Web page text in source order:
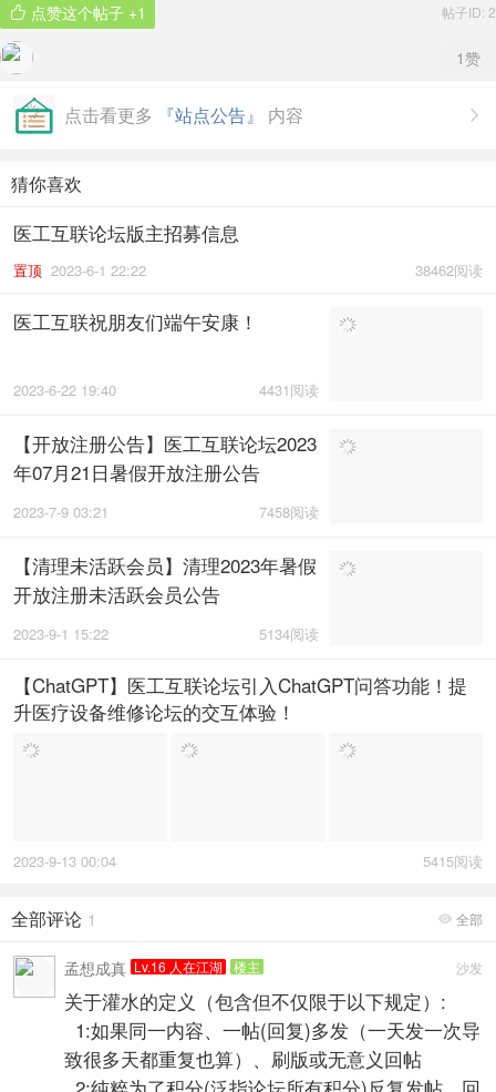
帖子ID: 2
 点赞这个帖子 +1
1赞

点击看更多 『站点公告』 内容
猜你喜欢
医工互联论坛版主招募信息
38462阅读
置顶 2023-6-1 22:22
医工互联祝朋友们端午安康！
4431阅读
2023-6-22 19:40
【开放注册公告】医工互联论坛2023
年07月21日暑假开放注册公告
7458阅读
2023-7-9 03:21
【清理未活跃会员】清理2023年暑假
开放注册未活跃会员公告
5134阅读
2023-9-1 15:22
【ChatGPT】医工互联论坛引入ChatGPT问答功能！提
升医疗设备维修论坛的交互体验！
5415阅读
2023-9-13 00:04
 全部
全部评论 1
沙发
孟想成真 Lv.16 人在江湖 楼主
关于灌水的定义（包含但不仅限于以下规定）:
1:如果同一内容、一帖(回复)多发（一天发一次导
致很多天都重复也算）、刷版或无意义回帖